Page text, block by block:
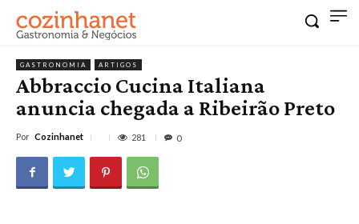
GASTRONOMIA ARTIGOS
Abbraccio Cucina Italiana
anuncia chegada a Ribeirão Preto
Por Cozinhanet 281 0